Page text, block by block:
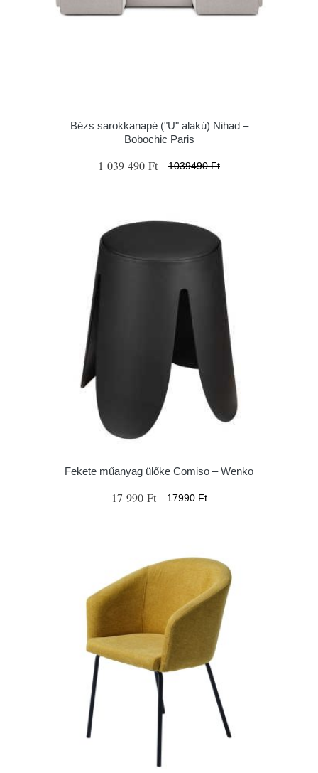
Bézs sarokkanapé ("U" alakú) Nihad –
Bobochic Paris
1 039 490 Ft 1039490 Ft
Fekete műanyag ülőke Comiso – Wenko
17 990 Ft 17990 Ft